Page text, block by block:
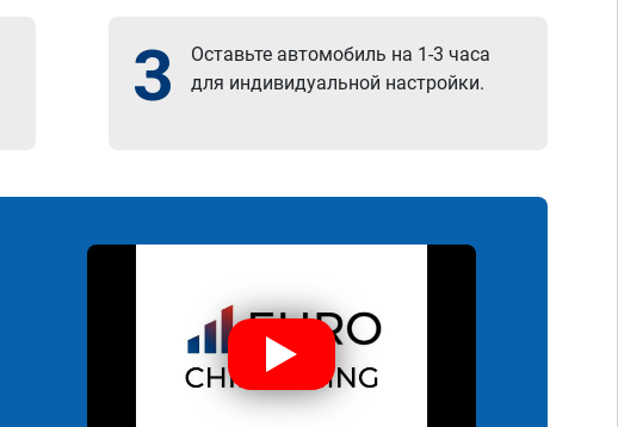
3
Оставьте автомобиль на 1-3 часа
для индивидуальной настройки.